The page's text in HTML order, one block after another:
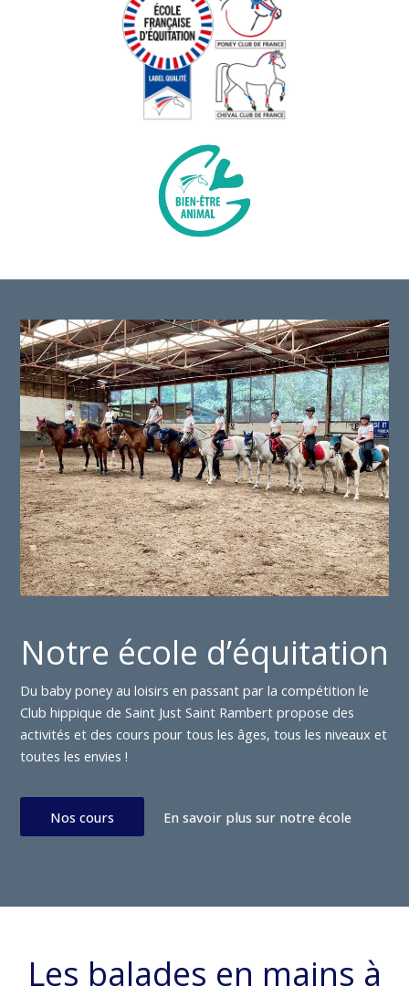
Notre école d’équitation
Du baby poney au loisirs en passant par la compétition le
Club hippique de Saint Just Saint Rambert propose des
activités et des cours pour tous les âges, tous les niveaux et
toutes les envies !
Nos cours En savoir plus sur notre école
Les balades en mains à